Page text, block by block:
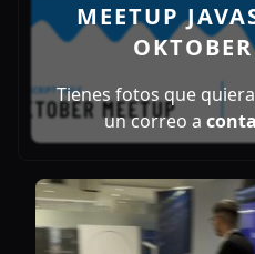
MEETUP
Tienes fotos que
un correo a